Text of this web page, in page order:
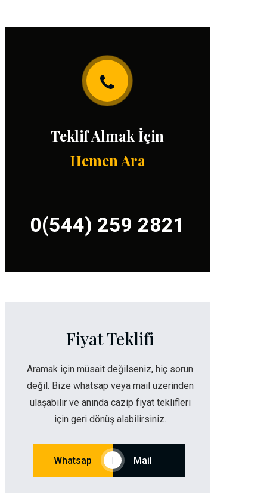
Teklif Almak İçin
Hemen Ara
0(544) 259 2821
Fiyat Teklifi
Aramak için müsait değilseniz, hiç sorun
değil. Bize whatsap veya mail üzerinden
ulaşabilir ve anında cazip fiyat teklifleri
için geri dönüş alabilirsiniz.
Whatsap Mail